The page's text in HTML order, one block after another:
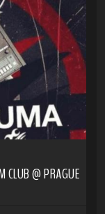
CLUB @ PRAGUE